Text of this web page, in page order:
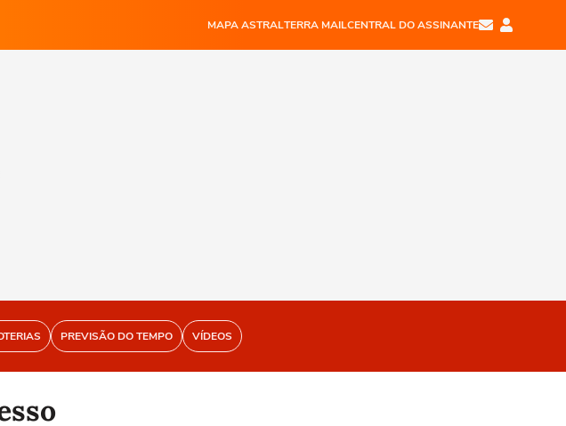
MAPA ASTRALTERRA MAILCENTRAL DO ASSINANTE
PREVISÃO DO TEMPO VÍDEOS